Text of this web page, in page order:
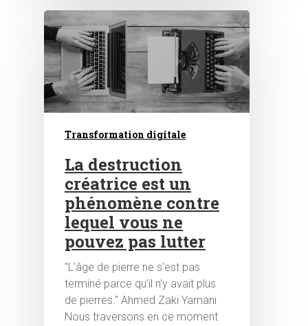
Hit enter to search or ESC to close
Transformation digitale
La destruction
créatrice est un
phénomène contre
lequel vous ne
pouvez pas lutter
"L'âge de pierre ne s'est pas
terminé parce qu'il n'y avait plus
de pierres." Ahmed Zaki Yamani
Nous traversons en ce moment